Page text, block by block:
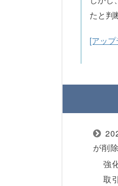
たと判
[アッ
が削
強
取